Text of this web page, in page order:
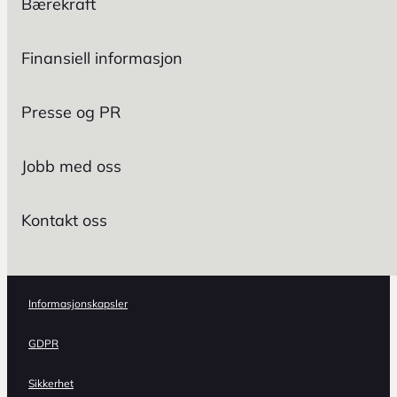
Bærekraft
Finansiell informasjon
Presse og PR
Jobb med oss
Kontakt oss
Informasjonskapsler
GDPR
Sikkerhet